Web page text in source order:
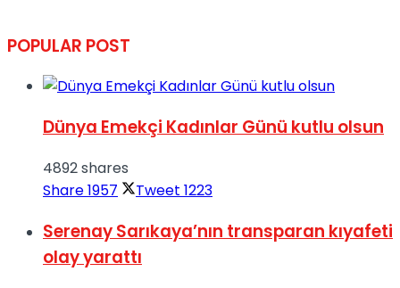
POPULAR POST
Dünya Emekçi Kadınlar Günü kutlu olsun
4892 shares
Share1957 Tweet 1223
Serenay Sarıkaya’nın transparan kıyafeti
olay yarattı